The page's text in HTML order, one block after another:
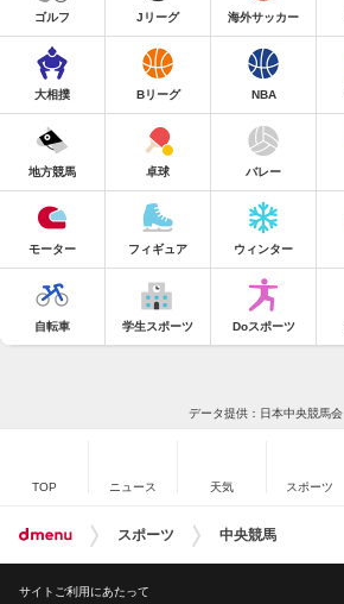
ゴルフ Jリーグ 海外サッカー
大相撲 Bリーグ NBA
地方競馬 卓球 バレー
モーター フィギュア ウィンター
自転車 学生スポーツ Doスポーツ
データ提供：日本中央競馬会
TOP ニュース 天気 スポーツ
スポーツ 中央競馬
サイトご利用にあたって